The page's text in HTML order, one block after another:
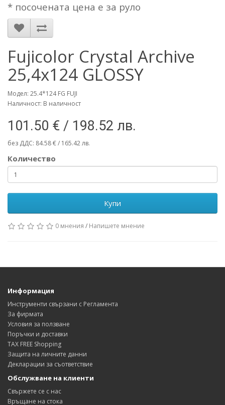
* посочената цена е за руло
Fujicolor Crystal Archive
25,4x124 GLOSSY
Модел: 25.4*124 FG FUJI
Наличност: В наличност
101.50 € / 198.52 лв.
без ДДС: 84.58 € / 165.42 лв.
Количество
Купи
0 мнения / Напишете мнение
Информация
Инструменти свързани с Регламента
За фирмата
Условия за ползване
Поръчки и доставки
TAX FREE Shopping
Защита на личните данни
Декларации за съответствие
Обслужване на клиенти
Свържете се с нас
Връщане на стока